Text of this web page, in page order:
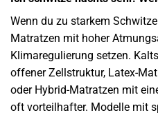
Wenn du zu starkem
Matratzen mit hoher
Klimaregulierung setzen.
offener Zellstruktur, Latex-
oder Hybrid-Matratzen mit
oft vorteilhafter. Modelle mit